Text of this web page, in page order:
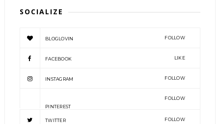
SOCIALIZE
BLOGLOVIN FOLLOW
FACEBOOK LIKE
INSTAGRAM FOLLOW
PINTEREST
FOLLOW
TWITTER FOLLOW